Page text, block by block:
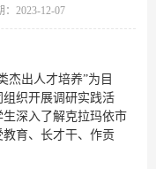
：2023-12-07
杰出人才培养”为目
织开展调研实践活
深入了解克拉玛依市
育、长才干、作贡